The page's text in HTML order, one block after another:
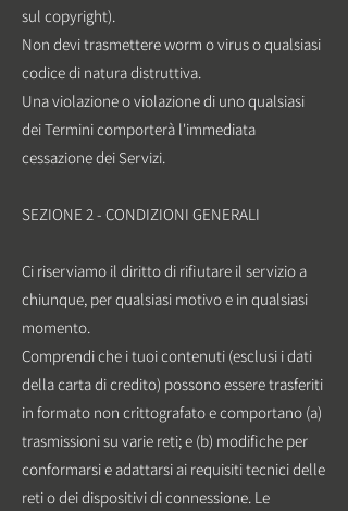
sul copyright).
Non devi trasmettere worm o virus o qualsiasi
codice di natura distruttiva.
Una violazione o violazione di uno qualsiasi
dei Termini comporterà l'immediata
cessazione dei Servizi.
SEZIONE 2 - CONDIZIONI GENERALI
Ci riserviamo il diritto di rifiutare il servizio a
chiunque, per qualsiasi motivo e in qualsiasi
momento.
Comprendi che i tuoi contenuti (esclusi i dati
della carta di credito) possono essere trasferiti
in formato non crittografato e comportano (a)
trasmissioni su varie reti; e (b) modifiche per
conformarsi e adattarsi ai requisiti tecnici delle
reti o dei dispositivi di connessione. Le